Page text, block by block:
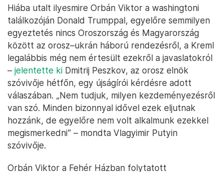
Hiába utalt ilyesmire Orbán Viktor a washingtoni
találkozóján Donald Trumppal, egyelőre semmilyen
egyeztetés nincs Oroszország és Magyarország
között az orosz–ukrán háború rendezésről, a Kreml
legalábbis még nem értesült ezekről a javaslatokról
– jelentette ki Dmitrij Peszkov, az orosz elnök
szóvivője hétfőn, egy újságírói kérdésre adott
válaszában. „Nem tudjuk, milyen kezdeményezésről
van szó. Minden bizonnyal idővel ezek eljutnak
hozzánk, de egyelőre nem volt alkalmunk ezekkel
megismerkedni” – mondta Vlagyimir Putyin
szóvivője.
Orbán Viktor a Fehér Házban folytatott